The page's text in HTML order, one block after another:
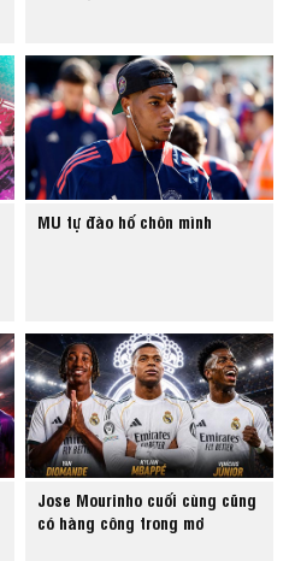
MU tự đào hố chôn mình
Jose Mourinho cuối cùng cũng
có hàng công trong mơ